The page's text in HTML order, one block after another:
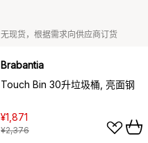
无现货，根据需求向供应商订货
Brabantia
Touch Bin 30升垃圾桶, 亮面钢
¥1,871
¥2,376